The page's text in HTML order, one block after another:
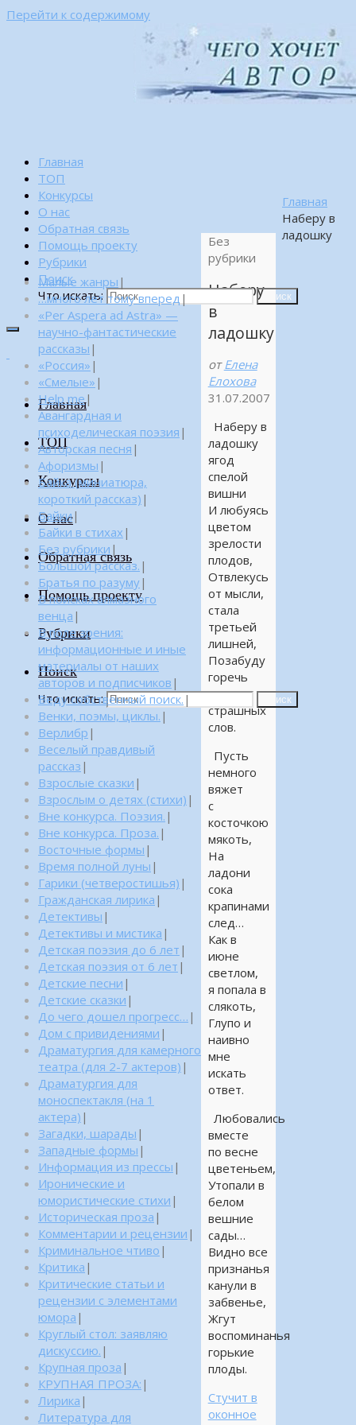
Перейти к содержимому
Главная
ТОП
Конкурсы
О нас
Обратная связь
Помощь проекту
Рубрики
Поиск
Что искать:
Поиск
Главная
ТОП
Конкурсы
О нас
Обратная связь
Помощь проекту
Рубрики
Поиск
Что искать: Поиск
Главная
Наберу в
ладошку
Без
рубрики
Наберу
в
ладошку
от Елена
Елохова
31.07.2007
Наберу в
ладошку
ягод
спелой
вишни
И любуясь
цветом
зрелости
плодов,
Отвлекусь
от мысли,
стала
третьей
лишней,
Позабуду
горечь
этих
страшных
слов.
Пусть
немного
вяжет
с
косточкою
мякоть,
На
ладони
сока
крапинами
след…
Как в
июне
светлом,
я попала в
слякоть,
Глупо и
наивно
мне
искать
ответ.
Любовались
вместе
по весне
цветеньем,
Утопали в
белом
вешние
сады…
Видно все
признанья
канули в
забвенье,
Жгут
воспоминанья
горькие
плоды.
Стучит в
оконное
Малые жанры |
…много лет тому вперед |
«Per Aspera ad Astra» —
научно-фантастические
рассказы |
«Россия» |
«Смелые» |
Help me|
Авангардная и
психоделическая поэзия |
Авторская песня |
Афоризмы |
Байка (миниатюра,
короткий рассказ) |
Байки|
Байки в стихах |
Без рубрики |
Большой рассказ. |
Братья по разуму|
В поисках алмазного
венца |
В поле зрения:
информационные и иные
материалы от наших
авторов и подписчиков |
Веду собственный поиск. |
Венки, поэмы, циклы. |
Верлибр |
Веселый правдивый
рассказ |
Взрослые сказки |
Взрослым о детях (стихи) |
Вне конкурса. Поэзия. |
Вне конкурса. Проза. |
Восточные формы |
Время полной луны |
Гарики (четверостишья) |
Гражданская лирика |
Детективы |
Детективы и мистика |
Детская поэзия до 6 лет |
Детская поэзия от 6 лет |
Детские песни |
Детские сказки |
До чего дошел прогресс… |
Дом с привидениями |
Драматургия для камерного
театра (для 2-7 актеров) |
Драматургия для
моноспектакля (на 1
актера) |
Загадки, шарады |
Западные формы |
Информация из прессы |
Иронические и
юмористические стихи |
Историческая проза |
Комментарии и рецензии |
Криминальное чтиво |
Критика |
Критические статьи и
рецензии с элементами
юмора |
Круглый стол: заявляю
дискуссию. |
Крупная проза |
КРУПНАЯ ПРОЗА: |
Лирика |
Литература для